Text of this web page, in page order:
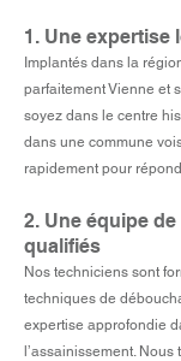
1. Une expertise
Implantés dans la
parfaitement Vienne et
soyez dans le centre
dans une commune
rapidement pour
2. Une équipe
qualifiés
Nos techniciens sont
techniques de
expertise approfondie
l’assainissement.